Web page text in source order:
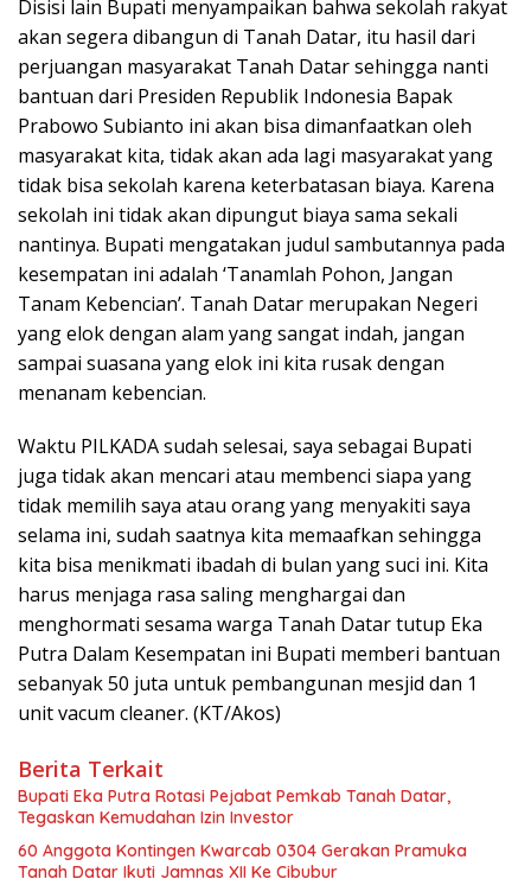
Disisi lain Bupati menyampaikan bahwa sekolah rakyat
akan segera dibangun di Tanah Datar, itu hasil dari
perjuangan masyarakat Tanah Datar sehingga nanti
bantuan dari Presiden Republik Indonesia Bapak
Prabowo Subianto ini akan bisa dimanfaatkan oleh
masyarakat kita, tidak akan ada lagi masyarakat yang
tidak bisa sekolah karena keterbatasan biaya. Karena
sekolah ini tidak akan dipungut biaya sama sekali
nantinya. Bupati mengatakan judul sambutannya pada
kesempatan ini adalah ‘Tanamlah Pohon, Jangan
Tanam Kebencian’. Tanah Datar merupakan Negeri
yang elok dengan alam yang sangat indah, jangan
sampai suasana yang elok ini kita rusak dengan
menanam kebencian.
Waktu PILKADA sudah selesai, saya sebagai Bupati
juga tidak akan mencari atau membenci siapa yang
tidak memilih saya atau orang yang menyakiti saya
selama ini, sudah saatnya kita memaafkan sehingga
kita bisa menikmati ibadah di bulan yang suci ini. Kita
harus menjaga rasa saling menghargai dan
menghormati sesama warga Tanah Datar tutup Eka
Putra Dalam Kesempatan ini Bupati memberi bantuan
sebanyak 50 juta untuk pembangunan mesjid dan 1
unit vacum cleaner. (KT/Akos)
Berita Terkait
Bupati Eka Putra Rotasi Pejabat Pemkab Tanah Datar,
Tegaskan Kemudahan Izin Investor
60 Anggota Kontingen Kwarcab 0304 Gerakan Pramuka
Tanah Datar Ikuti Jamnas XII Ke Cibubur